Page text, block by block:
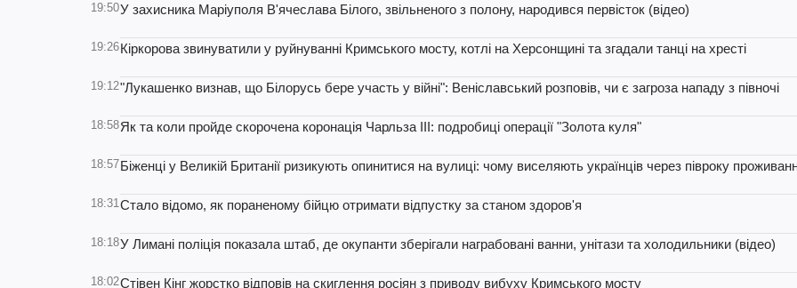
19:50У захисника Маріуполя В'ячеслава Білого, звільненого з полону, народився первісток (відео)
19:26Кіркорова звинуватили у руйнуванні Кримського мосту, котлі на Херсонщині та згадали танці на хресті
19:12"Лукашенко визнав, що Білорусь бере участь у війні": Веніславський розповів, чи є загроза нападу з півночі
18:58Як та коли пройде скорочена коронація Чарльза III: подробиці операції "Золота куля"
18:57Біженці у Великій Британії ризикують опинитися на вулиці: чому виселяють українців через півроку
18:31Стало відомо, як пораненому бійцю отримати відпустку за станом здоров'я
18:18У Лимані поліція показала штаб, де окупанти зберігали награбовані ванни, унітази та холодильники (відео)
18:02Стівен Кінг жорстко відповів на скиглення росіян з приводу вибуху Кримського мосту